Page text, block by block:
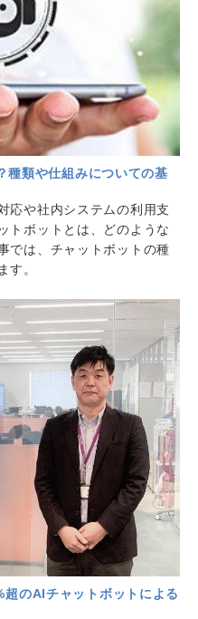
類や仕組みについての基
応や社内システムの利用支
トボットとは、どのような
では、チャットボットの種
す。
のAIチャットボットによる